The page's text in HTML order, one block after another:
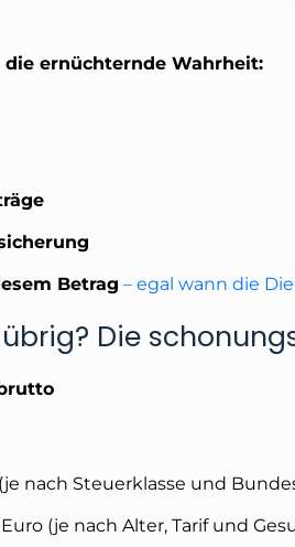
ernüchternde Wahrheit:
Betrag – egal wann die
Die
nach Steuerklasse und
(je nach Alter, Tarif und